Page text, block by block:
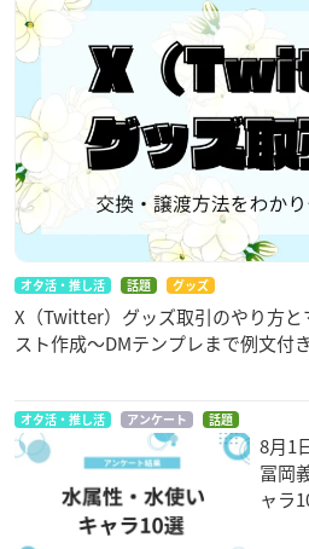
オタ活・推し活 話題 グッズ
X（Twitter）グッズ取引のやり方
スト作成〜DMテンプレまで例文付き
オタ活・推し活 アンケート 話題
8月1
冨岡
ャラ